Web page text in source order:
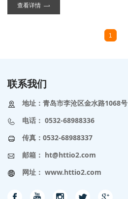
查看详情
1
联系我们
地址：青岛市李沧区金水路1068号
电话： 0532-68988336
传真：0532-68988337
邮箱： ht@httio2.com
网址： www.httio2.com